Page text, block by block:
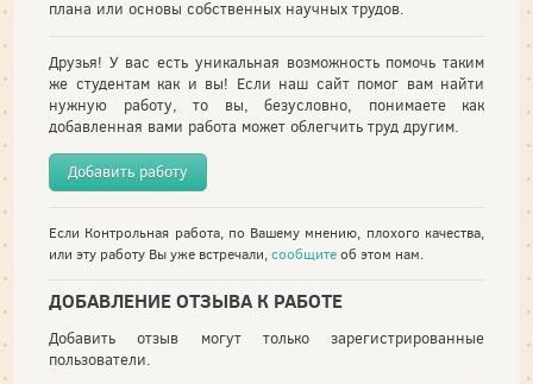
плана или основы собственных научных трудов.
Друзья! У вас есть уникальная возможность помочь таким
же студентам как и вы! Если наш сайт помог вам найти
нужную работу, то вы, безусловно, понимаете как
добавленная вами работа может облегчить труд другим.
Добавить работу
Если Контрольная работа, по Вашему мнению, плохого качества,
или эту работу Вы уже встречали,сообщитеоб этом нам.
ДОБАВЛЕНИЕ ОТЗЫВА К РАБОТЕ
Добавить отзыв могут только зарегистрированные
пользователи.